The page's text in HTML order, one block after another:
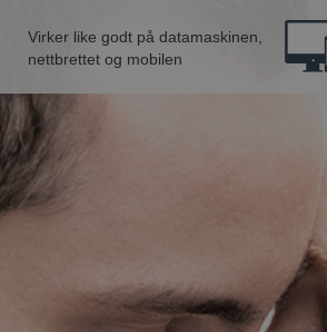
Virker like godt på datamaskinen,
nettbrettet og mobilen